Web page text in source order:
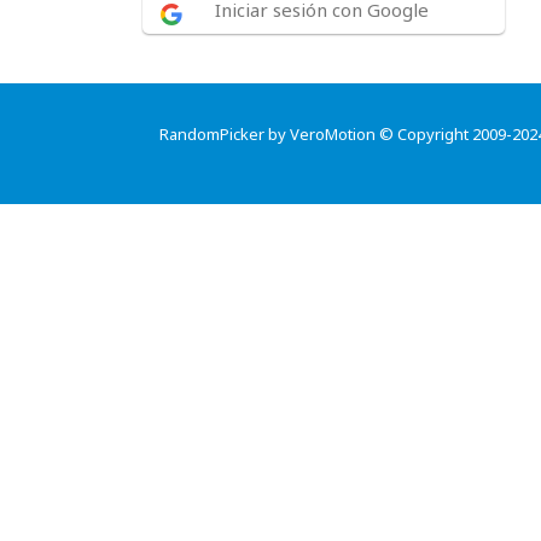
Iniciar sesión con Google
RandomPicker by VeroMotion © Copyright 2009-